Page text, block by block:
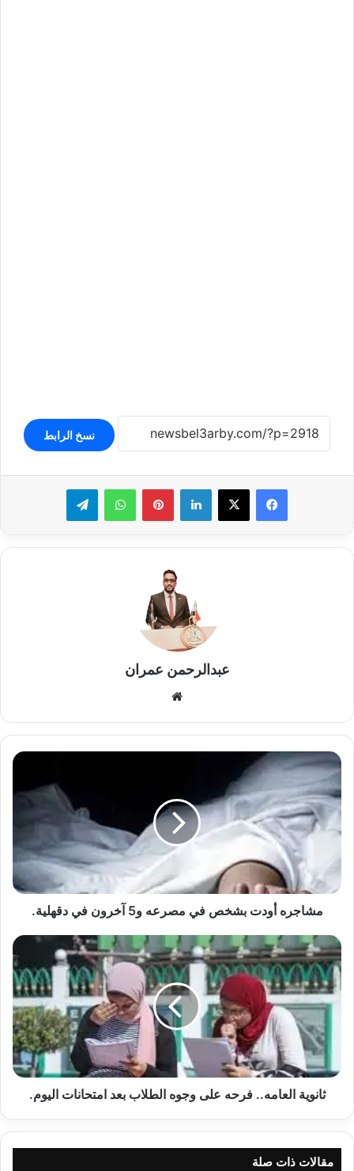
نسخ الرابط
لينكدإن بينتيريستواتساب تيلقرام
عبدالرحمن عمران
مشاجره
أودت
بشخص
في
مصرعه
آخرون
في
دقهلية.
مشاجره أودت بشخص في مصرعه و5 آخرون في دقهلية.
ثانوية
العامه..
فرحه
على
وجوه
الطلاب
امتحانات
اليوم.
ثانوية العامه.. فرحه على وجوه الطلاب بعد امتحانات اليوم.
مقالات ذات صلة